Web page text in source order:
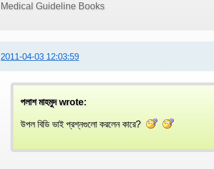
Medical Guideline Books
2011-04-03 12:03:59
পলাশ মাহমুদ wrote:
উপল বিডি ভাই প্রশ্নগুলো করলেন কারে?